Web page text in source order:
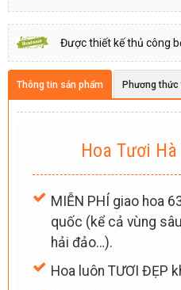
Được thiết kế thủ công
Thông tin sản phẩm Phương
Hoa Tươi
MIỄN PHÍ giao hoa
quốc (kể cả vùng
hải đảo…).
Hoa luôn TƯƠI ĐẸP